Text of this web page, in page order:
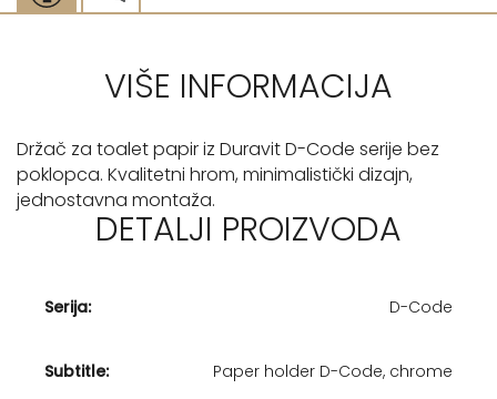
VIŠE INFORMACIJA
Držač za toalet papir iz Duravit D-Code serije bez
poklopca. Kvalitetni hrom, minimalistički dizajn,
jednostavna montaža.
DETALJI PROIZVODA
Serija: D-Code
Subtitle: Paper holder D-Code, chrome